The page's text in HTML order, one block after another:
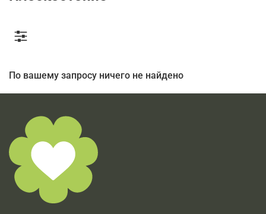
По вашему запросу ничего не найдено